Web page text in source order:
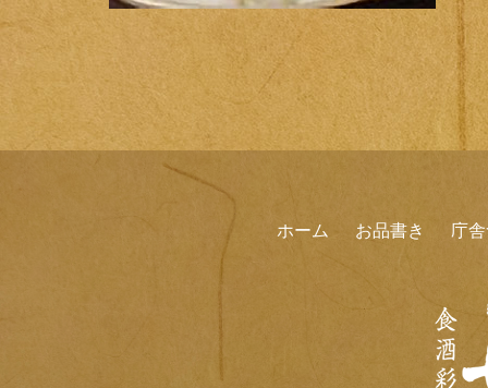
ホーム お品書き 庁